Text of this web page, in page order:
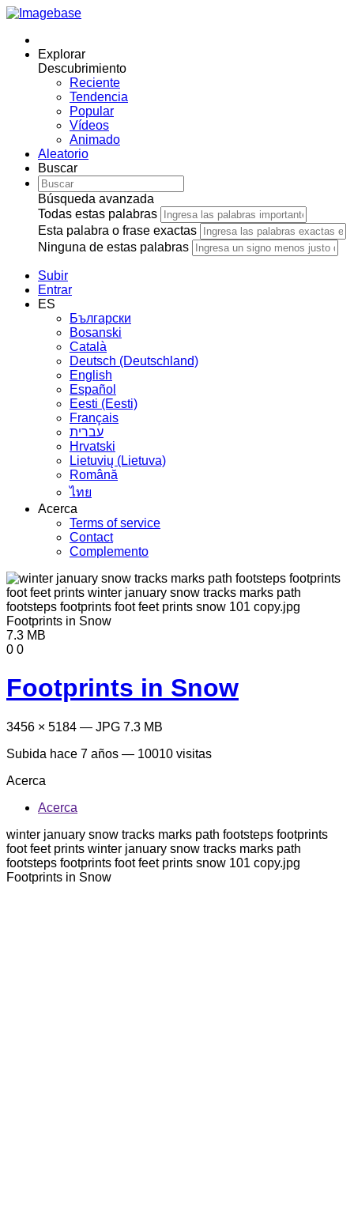
Explorar
Descubrimiento
Reciente
Tendencia
Popular
Vídeos
Animado
Aleatorio
Buscar
Búsqueda avanzada
Todas estas palabras
Esta palabra o frase exactas
Ninguna de estas palabras
Subir
Entrar
ES
Български
Bosanski
Сatalà
Deutsch (Deutschland)
English
Español
Eesti (Eesti)
Français
עברית
Hrvatski
Lietuvių (Lietuva)
Română
ไทย
Acerca
Terms of service
Contact
Complemento
7.3 MB
0 0
Footprints in Snow
3456 × 5184 — JPG 7.3 MB
Subida hace 7 años — 10010 visitas
Acerca
Acerca
winter january snow tracks marks path footsteps footprints
foot feet prints winter january snow tracks marks path
footsteps footprints foot feet prints snow 101 copy.jpg
Footprints in Snow